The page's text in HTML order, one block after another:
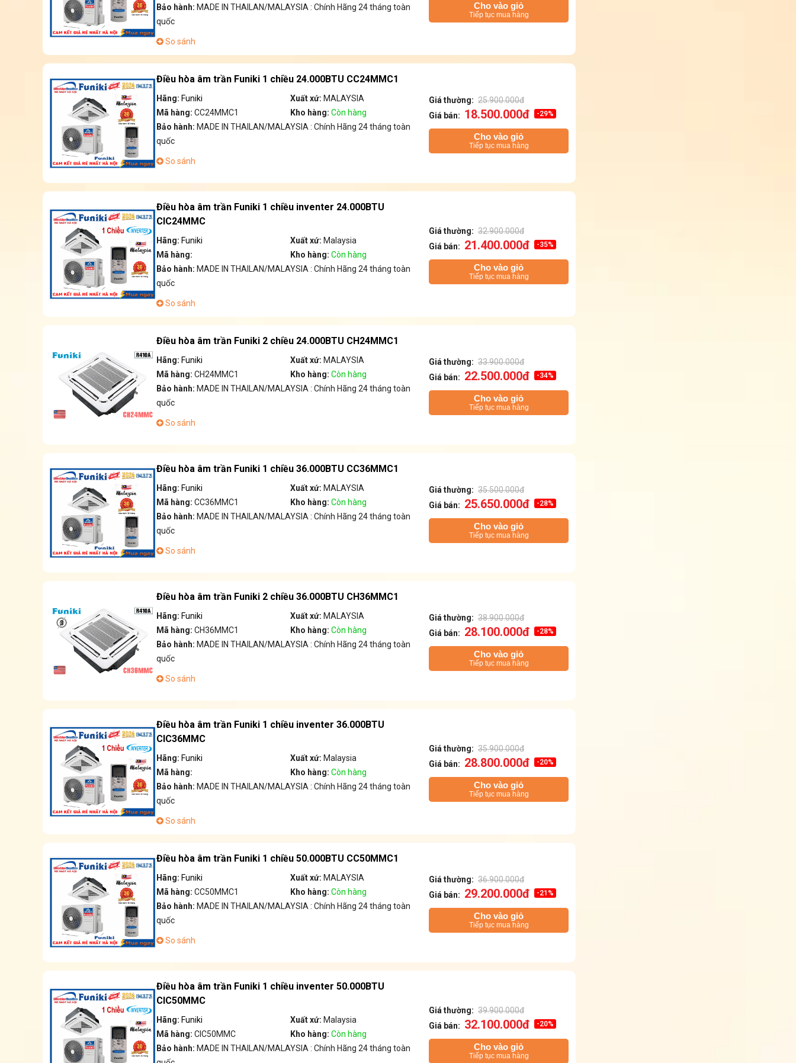
Bảo hành: MADE IN THAILAN/MALAYSIA : Chính Hãng 24 tháng toàn
quốc
So sánh
Cho vào giỏ
Tiếp tục mua hàng
Điều hòa âm trần Funiki 1 chiều 24.000BTU CC24MMC1
Hãng: Funiki Xuất xứ: MALAYSIA
Mã hàng: CC24MMC1 Kho hàng: Còn hàng
Bảo hành: MADE IN THAILAN/MALAYSIA : Chính Hãng 24 tháng toàn
quốc
So sánh
Giá thường: 25.900.000đ
Giá bán: 18.500.000đ -29%
Cho vào giỏ
Tiếp tục mua hàng
Điều hòa âm trần Funiki 1 chiều inventer 24.000BTU
CIC24MMC
Hãng: Funiki Xuất xứ: Malaysia
Mã hàng:
Kho hàng: Còn hàng
Bảo hành: MADE IN THAILAN/MALAYSIA : Chính Hãng 24 tháng toàn
quốc
So sánh
Giá thường: 32.900.000đ
Giá bán: 21.400.000đ -35%
Cho vào giỏ
Tiếp tục mua hàng
Điều hòa âm trần Funiki 2 chiều 24.000BTU CH24MMC1
Hãng: Funiki Xuất xứ: MALAYSIA
Mã hàng: CH24MMC1 Kho hàng: Còn hàng
Bảo hành: MADE IN THAILAN/MALAYSIA : Chính Hãng 24 tháng toàn
quốc
So sánh
Giá thường: 33.900.000đ
Giá bán: 22.500.000đ -34%
Cho vào giỏ
Tiếp tục mua hàng
Điều hòa âm trần Funiki 1 chiều 36.000BTU CC36MMC1
Hãng: Funiki Xuất xứ: MALAYSIA
Mã hàng: CC36MMC1 Kho hàng: Còn hàng
Bảo hành: MADE IN THAILAN/MALAYSIA : Chính Hãng 24 tháng toàn
quốc
So sánh
Giá thường: 35.500.000đ
Giá bán: 25.650.000đ -28%
Cho vào giỏ
Tiếp tục mua hàng
Điều hòa âm trần Funiki 2 chiều 36.000BTU CH36MMC1
Hãng: Funiki Xuất xứ: MALAYSIA
Mã hàng: CH36MMC1 Kho hàng: Còn hàng
Bảo hành: MADE IN THAILAN/MALAYSIA : Chính Hãng 24 tháng toàn
quốc
So sánh
Giá thường: 38.900.000đ
Giá bán: 28.100.000đ -28%
Cho vào giỏ
Tiếp tục mua hàng
Điều hòa âm trần Funiki 1 chiều inventer 36.000BTU
CIC36MMC
Hãng: Funiki Xuất xứ: Malaysia
Mã hàng:
Kho hàng: Còn hàng
Bảo hành: MADE IN THAILAN/MALAYSIA : Chính Hãng 24 tháng toàn
quốc
So sánh
Giá thường: 35.900.000đ
Giá bán: 28.800.000đ -20%
Cho vào giỏ
Tiếp tục mua hàng
Điều hòa âm trần Funiki 1 chiều 50.000BTU CC50MMC1
Hãng: Funiki Xuất xứ: MALAYSIA
Mã hàng: CC50MMC1 Kho hàng: Còn hàng
Bảo hành: MADE IN THAILAN/MALAYSIA : Chính Hãng 24 tháng toàn
quốc
So sánh
Giá thường: 36.900.000đ
Giá bán: 29.200.000đ -21%
Cho vào giỏ
Tiếp tục mua hàng
Điều hòa âm trần Funiki 1 chiều inventer 50.000BTU
CIC50MMC
Hãng: Funiki Xuất xứ: Malaysia
Mã hàng: CIC50MMC Kho hàng: Còn hàng
Bảo hành: MADE IN THAILAN/MALAYSIA : Chính Hãng 24 tháng toàn
Giá thường: 39.900.000đ
Giá bán: 32.100.000đ -20%
Cho vào giỏ
Tiếp tục mua hàng